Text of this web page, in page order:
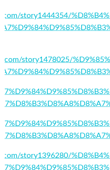
story1444354/
story1478025/
story1396280/